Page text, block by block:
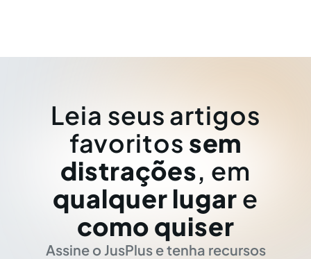
Leia seus artigos
favoritos sem
distrações, em
qualquer lugar e
como quiser
Assine o JusPlus e tenha recursos